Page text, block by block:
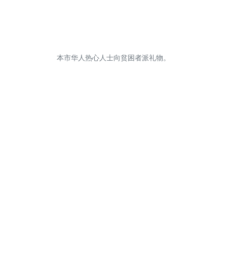
本市华人热心人士向贫困者派礼物。